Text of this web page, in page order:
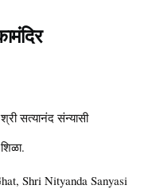
सत्यानंद संन्यासी
Shri Nityanda Sanyasi